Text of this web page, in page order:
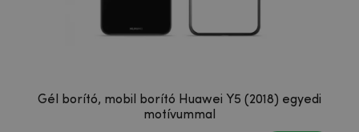
Gél borító, mobil borító Huawei Y5 (2018) egyedi
motívummal